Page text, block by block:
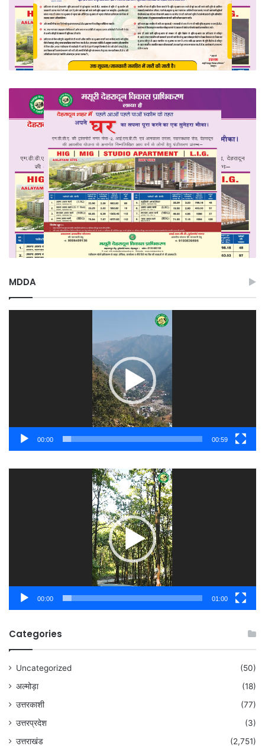
MDDA
00:00 00:59
00:00 01:00
Categories
Uncategorized
(50)
अल्मोड़ा
(18)
उत्तरकाशी
(77)
उत्तरप्रदेश
(3)
उत्तराखंड
(2,751)